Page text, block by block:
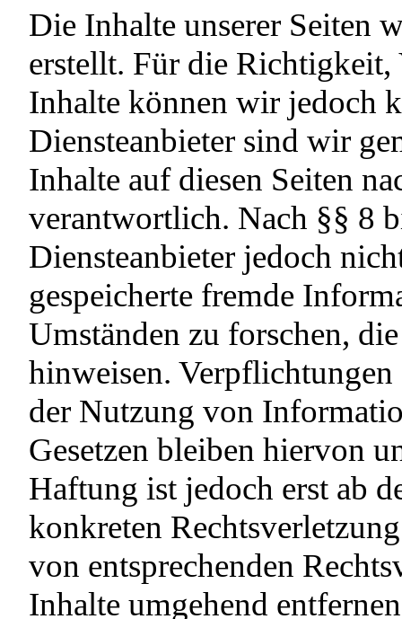
Die Inhalte unserer Seiten
erstellt. Für die
Inhalte können wir jedoch
Diensteanbieter sind wir
Inhalte auf diesen Seiten
verantwortlich. Nach §§ 8
Diensteanbieter jedoch
gespeicherte fremde
Umständen zu forschen,
hinweisen.
der Nutzung von
Gesetzen bleiben hiervon
Haftung ist jedoch erst ab
konkreten
von entsprechenden
Inhalte umgehend